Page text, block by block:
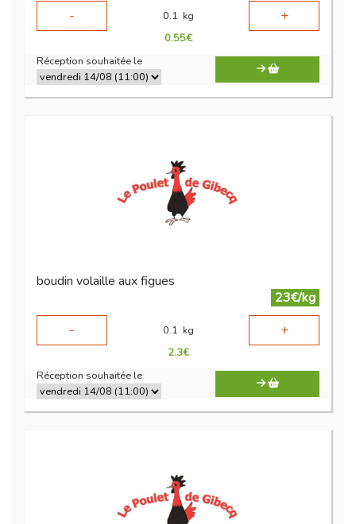
-
0.1 kg +
0.55€
Réception souhaitée le
boudin volaille aux figues
23€/kg
-
0.1 kg +
2.3€
Réception souhaitée le